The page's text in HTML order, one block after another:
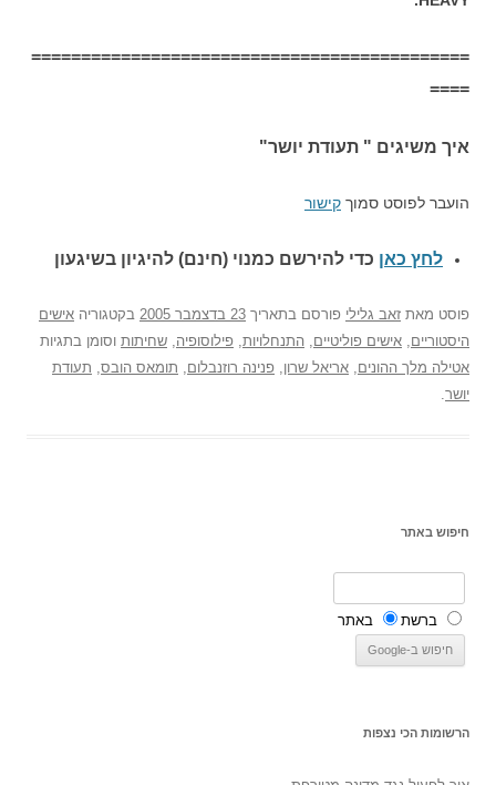
============================================
====
איך משיגים " תעודת יושר"
הועבר לפוסט סמוך קישור
לחץ כאן כדי להירשם כמנוי (חינם) להיגיון בשיגעון
פוסט מאת זאב גלילי פורסם בתאריך 23 בדצמבר 2005 בקטגוריה אישים
היסטוריים, אישים פוליטיים, התנחלויות, פילוסופיה, שחיתות וסומן בתגיות
אטילה מלך ההונים, אריאל שרון, פנינה רוזנבלום, תומאס הובס, תעודת
יושר.
חיפוש באתר
ברשת באתר
הרשומות הכי נצפות